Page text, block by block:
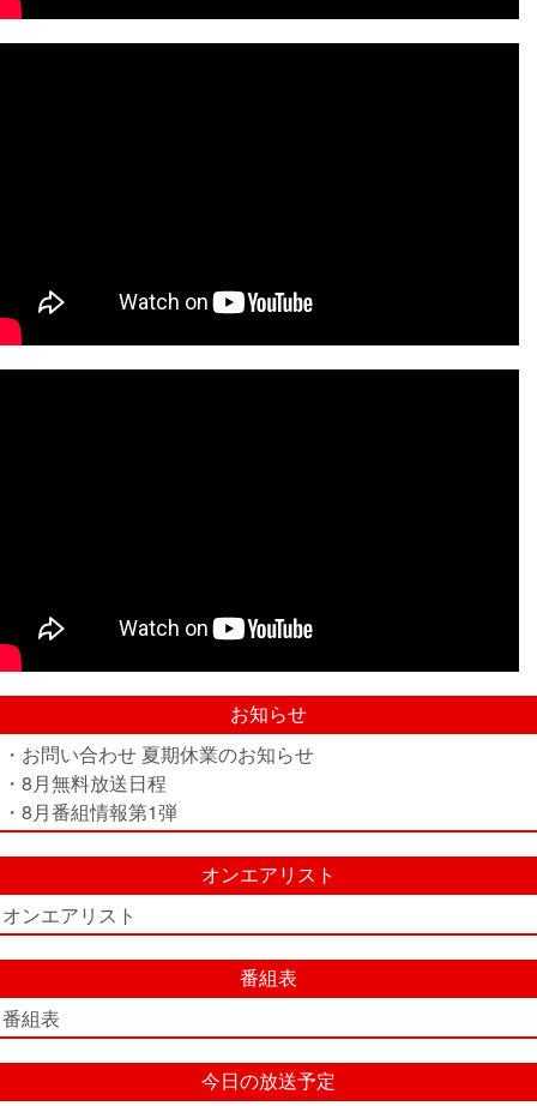
お知らせ
・お問い合わせ 夏期休業のお知らせ
・8月無料放送日程
・8月番組情報第1弾
オンエアリスト
オンエアリスト
番組表
番組表
今日の放送予定